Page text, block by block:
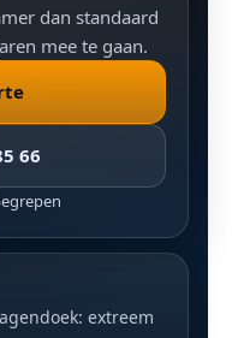
dan standaard
mee te gaan.
66
extreem